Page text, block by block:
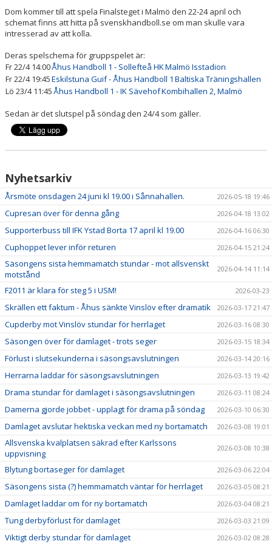
OM ÅHUS HANDBOLL
Dom kommer till att spela Finalsteget i Malmö den 22-24 april och
schemat finns att hitta på svenskhandboll.se om man skulle vara
intresserad av att kolla.
Deras spelschema för gruppspelet är:
Fr 22/4 14:00Åhus Handboll 1 - Sollefteå HKMalmö Isstadion
Fr 22/4 19:45Eskilstuna Guif - Åhus Handboll 1 Baltiska Träningshallen
Lö 23/4 11:45Åhus Handboll 1 - IK SävehofKombihallen 2, Malmö
Sedan är det slutspel på söndag den 24/4 som gäller.
Nyhetsarkiv
Årsmöte onsdagen 24 juni kl 19.00 i Sånnahallen. 2026-05-18 19:46
Cupresan över för denna gång 2026-04-18 13:02
Supporterbuss till IFK Ystad Borta 17 april kl 19.00 2026-04-16 06:30
Cuphoppet lever inför returen 2026-04-15 21:24
Säsongens sista hemmamatch stundar - mot allsvenskt
motstånd
2026-04-14 11:14
F2011 är klara för steg 5 i USM! 2026-03-23
Skrällen ett faktum - Åhus sänkte Vinslöv efter dramatik 2026-03-17 21:47
Cupderby mot Vinslöv stundar för herrlaget 2026-03-16 08:30
Säsongen över för damlaget - trots seger 2026-03-15 18:34
Förlust i slutsekunderna i säsongsavslutningen 2026-03-14 20:16
Herrarna laddar för säsongsavslutningen 2026-03-13 19:42
Drama stundar för damlaget i säsongsavslutningen 2026-03-11 08:24
Damerna gjorde jobbet - upplagt för drama på söndag 2026-03-10 06:30
Damlaget avslutar hektiska veckan med ny bortamatch 2026-03-08 19:01
Allsvenska kvalplatsen säkrad efter Karlssons
uppvisning
2026-03-08 10:38
Blytung bortaseger för damlaget 2026-03-06 22:04
Säsongens sista (?) hemmamatch väntar för herrlaget 2026-03-05 08:21
Damlaget laddar om för ny bortamatch 2026-03-04 08:21
Tung derbyförlust för damlaget 2026-03-03 21:09
Viktigt derby stundar för damlaget 2026-03-02 08:28